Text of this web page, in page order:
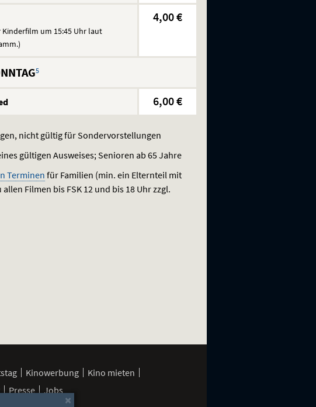
Kinderfilm um 15:45 Uhr laut
4,00 €
5
6,00 €
nicht gültig für Sondervorstellungen
gültigen Ausweises; Senioren ab 65 Jahre
Terminen für Familien (min. ein Elternteil mit
allen Filmen bisFSK 12 und bis 18 Uhr zzgl.
Kinowerbung
Kino mieten
Presse Jobs
×